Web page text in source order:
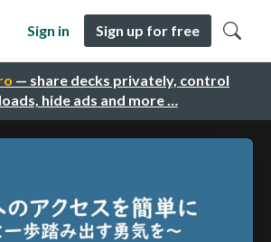
— share decks privately, control
hide ads and more …
Sign in Sign up for free